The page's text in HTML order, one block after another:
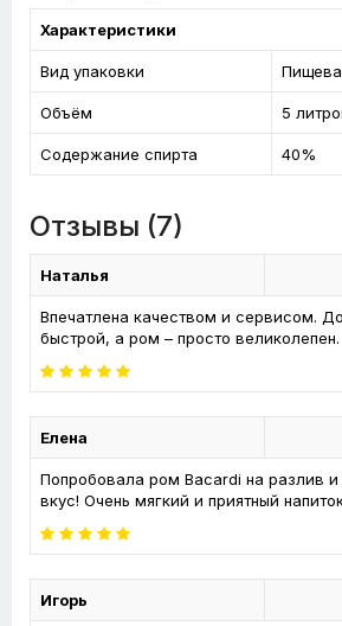
Характеристики
Вид упаковки
Объём 5
Содержание спирта 40%
Отзывы (7)
Наталья
Впечатлена качеством и сервисом.
быстрой, а ром – просто великолепен.
Елена
Попробовала ром Bacardi на разлив
вкус! Очень мягкий и приятный
Игорь